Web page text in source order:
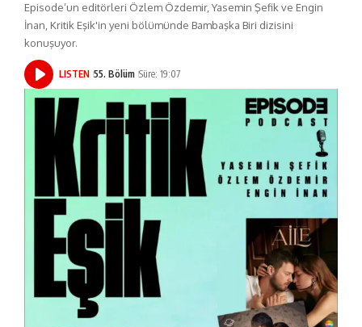
Episode’un editörleri Özlem Özdemir, Yasemin Şefik ve Engin
İnan, Kritik Eşik'in yeni bölümünde Bambaşka Biri dizisini
konuşuyor.
LISTEN 55. Bölüm Süre: 19:07